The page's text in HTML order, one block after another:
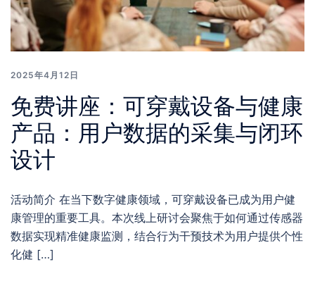
2025年4月12日
免费讲座：可穿戴设备与健康
产品：用户数据的采集与闭环
设计
活动简介 在当下数字健康领域，可穿戴设备已成为用户健
康管理的重要工具。本次线上研讨会聚焦于如何通过传感器
数据实现精准健康监测，结合行为干预技术为用户提供个性
化健 […]